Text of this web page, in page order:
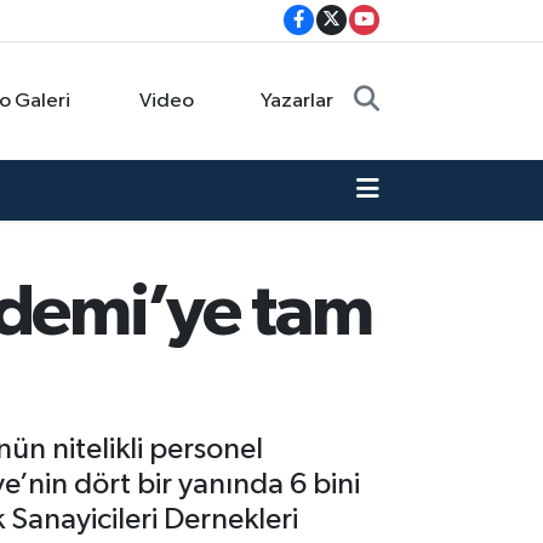
Galeri Video Yazarlar
tam
nitelikli personel
dört bir yanında 6 bini
Sanayicileri Dernekleri